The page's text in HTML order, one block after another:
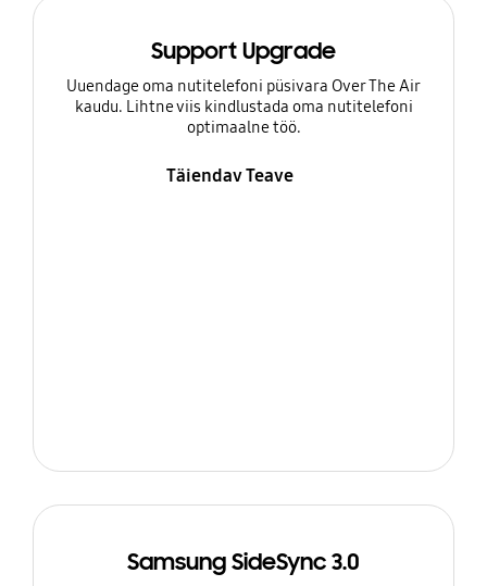
Support Upgrade
Uuendage oma nutitelefoni püsivara Over The Air
kaudu. Lihtne viis kindlustada oma nutitelefoni
optimaalne töö.
Täiendav Teave
Samsung SideSync 3.0